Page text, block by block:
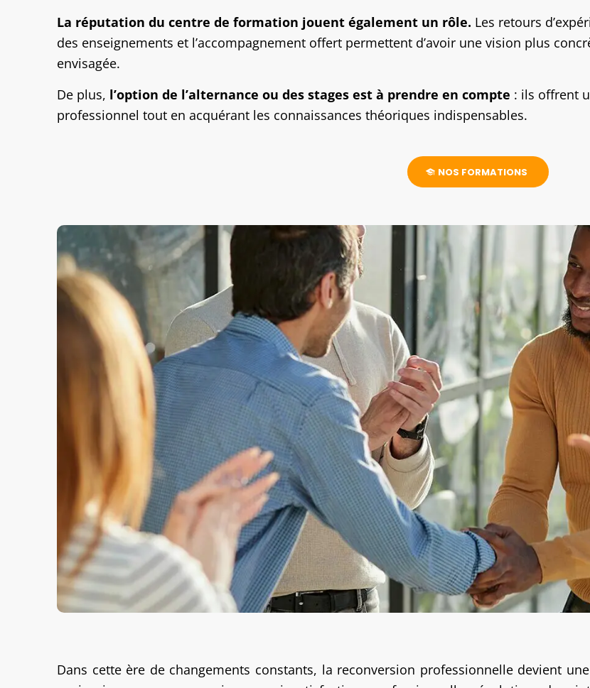
La réputation du centre de formation jouent également un rôle. Les retours
des enseignements et l’accompagnement offert permettent d’avoir une vision plus
envisagée.
De plus, l’option de l’alternance ou des stages est à prendre en compte : ils offrent
professionnel tout en acquérant les connaissances théoriques indispensables.
NOS FORMATIONS
Dans cette ère de changements constants, la reconversion professionnelle devient